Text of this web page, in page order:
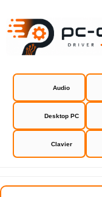
Audio
Desktop PC
Clavier